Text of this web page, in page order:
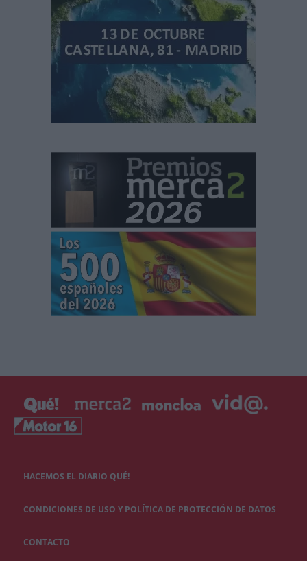
HACEMOS EL DIARIO QUÉ!
CONDICIONES DE USO Y POLÍTICA DE PROTECCIÓN DE DATOS
CONTACTO